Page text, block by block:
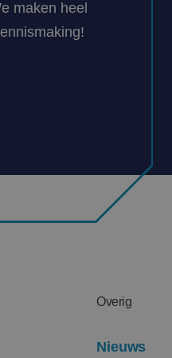
maken heel
Overig
Nieuws